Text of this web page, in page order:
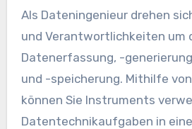
Als Dateningenieur drehen
und Verantwortlichkeiten um
Datenerfassung, -
und -speicherung. Mithilfe
können Sie Instruments
Datentechnikaufgaben in